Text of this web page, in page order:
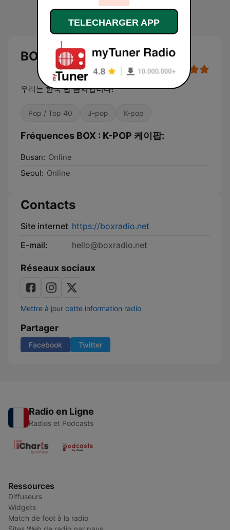
BOX : K-POP 케이팝
우리는 한국 팝 음악입니다!
Pop / Top 40 J-pop K-pop
Fréquences BOX : K-POP 케이팝:
Busan: Online
Seoul: Online
Contacts
Site internet https://boxradio.net
E-mail:
hello@boxradio.net
Réseaux sociaux
Mettre à jour cette information radio
Partager
Facebook Twitter
Radio en Ligne
Radios et Podcasts
Ressources
Diffuseurs
Widgets
Match de foot à la radio
TELECHARGER APP